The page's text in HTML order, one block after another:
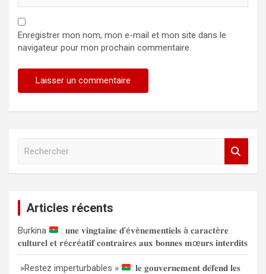
Enregistrer mon nom, mon e-mail et mon site dans le
navigateur pour mon prochain commentaire.
c
h
e
r
Articles récents
Burkina
: 𝐮𝐧𝐞 𝐯𝐢𝐧𝐠𝐭𝐚𝐢𝐧𝐞 𝐝’é𝐯è𝐧𝐞𝐦𝐞𝐧𝐭𝐢𝐞𝐥𝐬 à 𝐜𝐚𝐫𝐚𝐜𝐭è𝐫𝐞
𝐜𝐮𝐥𝐭𝐮𝐫𝐞𝐥 𝐞𝐭 𝐫é𝐜𝐫é𝐚𝐭𝐢𝐟 𝐜𝐨𝐧𝐭𝐫𝐚𝐢𝐫𝐞𝐬 𝐚𝐮𝐱 𝐛𝐨𝐧𝐧𝐞𝐬 𝐦œ𝐮𝐫𝐬 𝐢𝐧𝐭𝐞𝐫𝐝𝐢𝐭𝐬
»Restez imperturbables »
: 𝐥𝐞 𝐠𝐨𝐮𝐯𝐞𝐫𝐧𝐞𝐦𝐞𝐧𝐭 𝐝𝐞́𝐟𝐞𝐧𝐝 𝐥𝐞𝐬